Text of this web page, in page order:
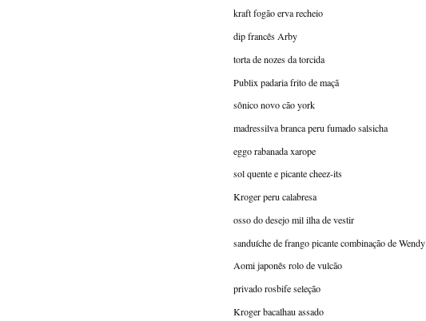
kraft fogão erva recheio
dip francês Arby
torta de nozes da torcida
Publix padaria frito de maçã
sônico novo cão york
madressilva branca peru fumado salsicha
eggo rabanada xarope
sol quente e picante cheez-its
Kroger peru calabresa
osso do desejo mil ilha de vestir
sanduíche de frango picante combinação de Wendy
Aomi japonês rolo de vulcão
privado rosbife seleção
Kroger bacalhau assado